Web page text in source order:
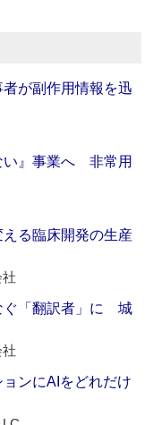
者が副作用情報を迅
い』事業へ 非常用
える臨床開発の生産
ぐ「翻訳者」に 城
ンにAIをどれだけ